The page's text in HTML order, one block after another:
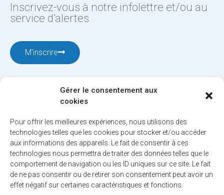
Gérer le consentement aux
cookies
Pour offrir les meilleures expériences, nous utilisons des
technologies telles que les cookies pour stocker et/ou accéder
aux informations des appareils. Le fait de consentir à ces
technologies nous permettra de traiter des données telles que le
comportement de navigation ou les ID uniques sur ce site. Le fait
de ne pas consentir ou de retirer son consentement peut avoir un
effet négatif sur certaines caractéristiques et fonctions.
Inscrivez-vous à notre infolettre et/ou au
service d’alertes.
M'inscrire
12001, boul. De Salaberry, Dollard-des-Ormeaux ,
Québec, H9B 2A7
ville@ddo.qc.ca514 684-1010